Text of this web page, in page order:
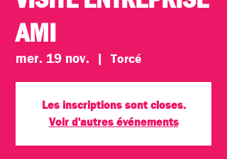
AMI
mer. 19 nov.
  |
Torcé
Les inscriptions sont closes.
Voir d'autres événements